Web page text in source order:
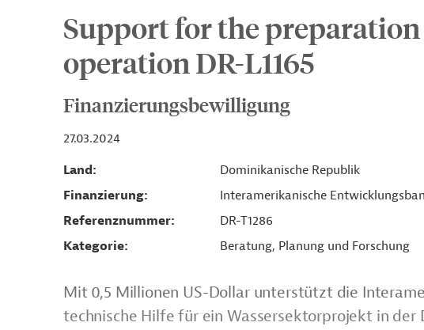
Support for the
operation DR-L1165
Finanzierungsbewilligung
27.03.2024
Land
Dominikanische Republik
Finanzierung
Interamerikanische
Referenznummer
DR-T1286
Kategorie
Beratung, Planung und Forschung
Mit 0,5 Millionen US-Dollar unterstützt die
technische Hilfe für ein Wassersektorprojekt in der